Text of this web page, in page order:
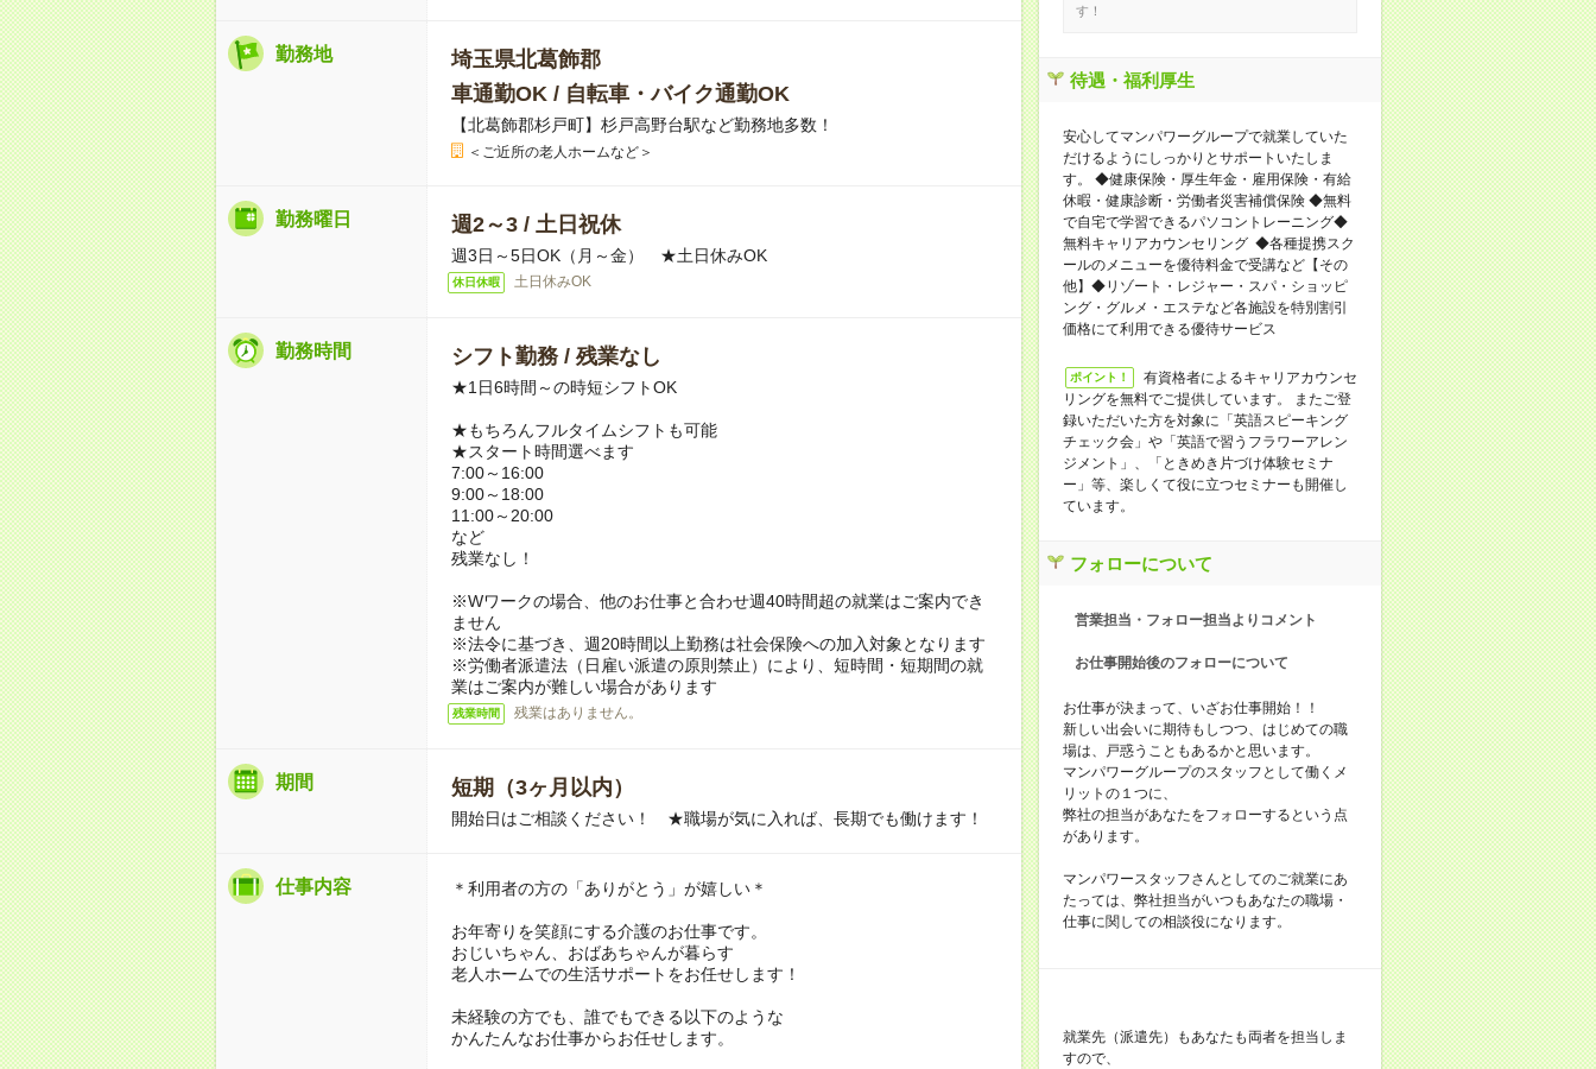
勤務地
埼玉県北葛飾郡
車通勤OK / 自転車・バイク通勤OK
【北葛飾郡杉戸町】杉戸高野台駅など勤務地多数！
＜ご近所の老人ホームなど＞
勤務曜日 週2～3 / 土日祝休
週3日～5日OK（月～金） ★土日休みOK
休日休暇 土日休みOK
勤務時間 シフト勤務 / 残業なし
★1日6時間～の時短シフトOK
★もちろんフルタイムシフトも可能
★スタート時間選べます
7:00～16:00
9:00～18:00
11:00～20:00
など
残業なし！
※Wワークの場合、他のお仕事と合わせ週40時間超の就業はご案内でき
ません
※法令に基づき、週20時間以上勤務は社会保険への加入対象となります
※労働者派遣法（日雇い派遣の原則禁止）により、短時間・短期間の就
業はご案内が難しい場合があります
残業時間 残業はありません。
期間 短期（3ヶ月以内）
開始日はご相談ください！ ★職場が気に入れば、長期でも働けます！
仕事内容 ＊利用者の方の「ありがとう」が嬉しい＊
お年寄りを笑顔にする介護のお仕事です。
おじいちゃん、おばあちゃんが暮らす
老人ホームでの生活サポートをお任せします！
未経験の方でも、誰でもできる以下のような
かんたんなお仕事からお任せします。
す！
待遇・福利厚生
安心してマンパワーグループで就業していた
だけるようにしっかりとサポートいたしま
す。 ◆健康保険・厚生年金・雇用保険・有給
休暇・健康診断・労働者災害補償保険 ◆無料
で自宅で学習できるパソコントレーニング◆
無料キャリアカウンセリング ◆各種提携スク
ールのメニューを優待料金で受講など【その
他】◆リゾート・レジャー・スパ・ショッピ
ング・グルメ・エステなど各施設を特別割引
価格にて利用できる優待サービス
ポイント！
有資格者によるキャリアカウンセ
リングを無料でご提供しています。 またご登
録いただいた方を対象に「英語スピーキング
チェック会」や「英語で習うフラワーアレン
ジメント」、「ときめき片づけ体験セミナ
ー」等、楽しくて役に立つセミナーも開催し
ています。
フォローについて
営業担当・フォロー担当よりコメント
お仕事開始後のフォローについて
お仕事が決まって、いざお仕事開始！！
新しい出会いに期待もしつつ、はじめての職
場は、戸惑うこともあるかと思います。
マンパワーグループのスタッフとして働くメ
リットの１つに、
弊社の担当があなたをフォローするという点
があります。
マンパワースタッフさんとしてのご就業にあ
たっては、弊社担当がいつもあなたの職場・
仕事に関しての相談役になります。
就業先（派遣先）もあなたも両者を担当しま
すので、